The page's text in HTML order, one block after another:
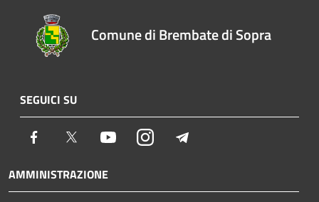
Comune di Brembate di Sopra
SEGUICI SU
Facebook Twitter YoutubeInstagram
AMMINISTRAZIONE